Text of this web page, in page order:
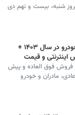
شنبه، بیست و نهم دی
ثبت نام جدید ایران خودرو در سال ۱۴۰۳ +
و قیمت
فروش فوق العاده و پیش
مادران و خودرو